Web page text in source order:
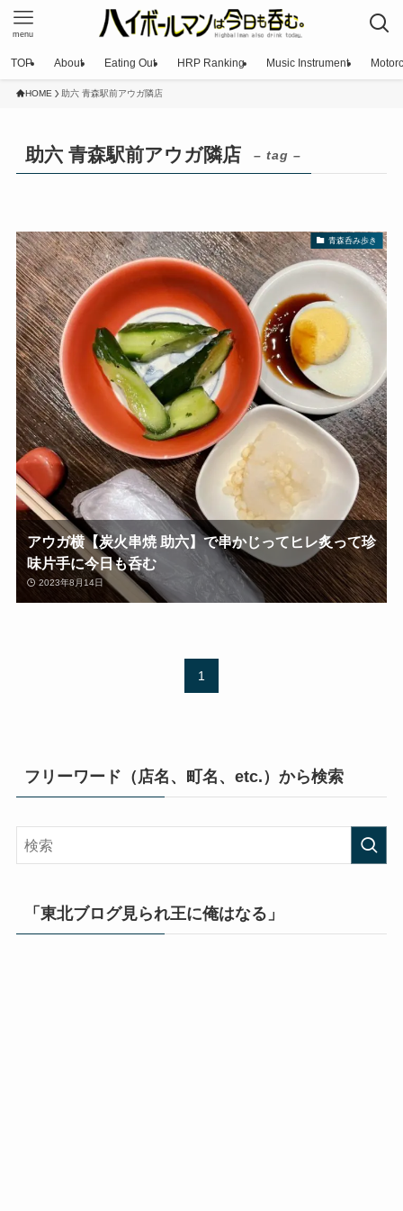
menu
TOP About Eating Out HRP Ranking Music Instrument
HOME 助六 青森駅前アウガ隣店
助六 青森駅前アウガ隣店 – tag –
青森呑み歩き
アウガ横【炭火串焼 助六】で串かじってヒレ炙って珍
味片手に今日も呑む
2023年8月14日
1
フリーワード（店名、町名、etc.）から検索
「東北ブログ見られ王に俺はなる」